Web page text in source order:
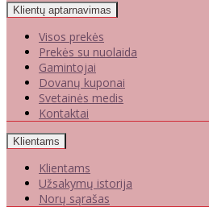
Klientų aptarnavimas
Visos prekės
Prekės su nuolaida
Gamintojai
Dovanų kuponai
Svetainės medis
Kontaktai
Klientams
Klientams
Užsakymų istorija
Norų sąrašas